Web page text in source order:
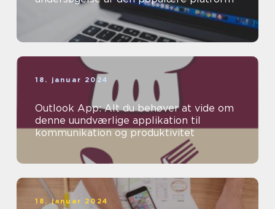
18. januar 2024
Outlook App: Alt du behøver at vide om
denne uundværlige applikation til
kommunikation og produktivitet
18. januar 2024